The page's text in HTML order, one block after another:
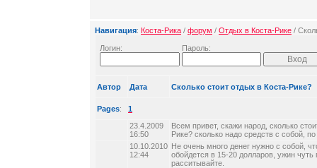
Навигация: Коста-Рика / форум / Отдых в Коста-Рике /
Логин: Пароль:
Автор Дата Сколько стоит отдых в Коста-Рике?
Pages: 1
23.4.2009
16:50
Всем привет, скажи народ, сколько
Рике? сколько надо средств с собой,
10.10.2010
12:44
Не очень много денег нужно с собой,
обойдется в 15-20 долларов, ужин
расситывайте.